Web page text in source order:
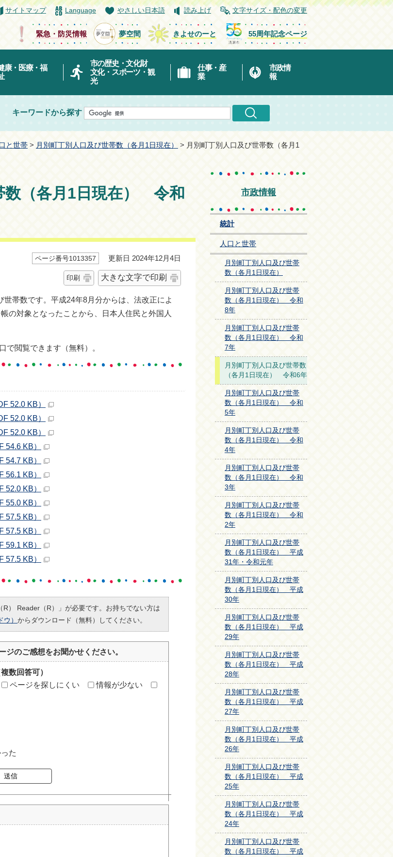
サイトマップ Language やさしい日本語 読み上げ 文字サイズ・配色の変更
緊急・防災情報 夢空間 きよせのーと 55周年記念ページ
康・医療・福
市の歴史・文化財
文化・スポーツ・観
光
仕事・産
業
市政情
報
キーワードから探す
と世帯 > 月別町丁別人口及び世帯数（各月1日現在）
> 月別町丁別人口及び世帯数（各月1
数（各月1日現在） 令和
ページ番号1013357 更新日 2024年12月4日
印刷 大きな文字で印刷
帯数です。平成24年8月分からは、法改正によ
の対象となったことから、日本人住民と外国人
で閲覧できます（無料）。
52.0 KB）
52.0 KB）
52.0 KB）
54.6 KB）
54.7 KB）
56.1 KB）
52.0 KB）
55.0 KB）
57.5 KB）
57.5 KB）
59.1 KB）
57.5 KB）
） Reader（R）」が必要です。お持ちでない方は
） からダウンロード（無料）してください。
ジのご感想をお聞かせください。
数回答可）
ページを探しにくい
情報が少ない
た
送信
市政情報
統計
人口と世帯
月別町丁別人口及び世帯
数（各月1日現在）
月別町丁別人口及び世帯
数（各月1日現在） 令和
8年
月別町丁別人口及び世帯
数（各月1日現在） 令和
7年
月別町丁別人口及び世帯数
（各月1日現在） 令和6年
月別町丁別人口及び世帯
数（各月1日現在） 令和
5年
月別町丁別人口及び世帯
数（各月1日現在） 令和
4年
月別町丁別人口及び世帯
数（各月1日現在） 令和
3年
月別町丁別人口及び世帯
数（各月1日現在） 令和
2年
月別町丁別人口及び世帯
数（各月1日現在） 平成
31年・令和元年
月別町丁別人口及び世帯
数（各月1日現在） 平成
30年
月別町丁別人口及び世帯
数（各月1日現在） 平成
29年
月別町丁別人口及び世帯
数（各月1日現在） 平成
28年
月別町丁別人口及び世帯
数（各月1日現在） 平成
27年
月別町丁別人口及び世帯
数（各月1日現在） 平成
26年
月別町丁別人口及び世帯
数（各月1日現在） 平成
25年
月別町丁別人口及び世帯
数（各月1日現在） 平成
24年
月別町丁別人口及び世帯
数（各月1日現在） 平成